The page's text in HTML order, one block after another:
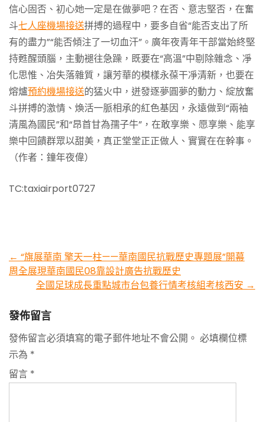
信心固否、初心她一定是在做夢吧？在否、意志堅否，在奮
斗七人座機場接送拼搏的過程中，要多自省“能否支出了所
有的盡力”“能否傾注了一切血汗”。廣年夜青年干部當始終堅
持甦醒頭腦，主動褪往急躁，既要在“高溫”中剔除雜念、凈
化思惟、冶失落雜質，讓芳華的模樣永葆干凈清新，也要在
熔爐預約機場接送的猛火中，迸發逐夢圓夢的動力、綻放奮
斗拼搏的激情、煥活一脈相承的紅色基因，永遠做到“兩袖
清風為國民”和“昂首甘為孺子牛”，在敢享樂、愿享樂、能享
樂中回饋群眾以甜美，真正堂堂正正做人、實實在在幹事。
（作者：鐘年夜偉）
TC:taxiairport0727
Post
navigation
← “旗展華南 擎天一柱——華南國民抗戰歷史專題展”開幕
周全展現華南國民08靠設計廣告抗戰歷史
全國足球成長重點城市台包養行情考核組考核西安 →
發佈留言
發佈留言必須填寫的電子郵件地址不會公開。 必填欄位標
示為 *
留言 *